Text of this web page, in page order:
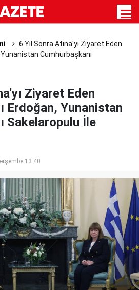
6 Yıl Sonra Atina'yı Ziyaret Eden
Cumhurbaşkanı
Ziyaret Eden
Erdoğan, Yunanistan
Sakelaropulu İle
13:40